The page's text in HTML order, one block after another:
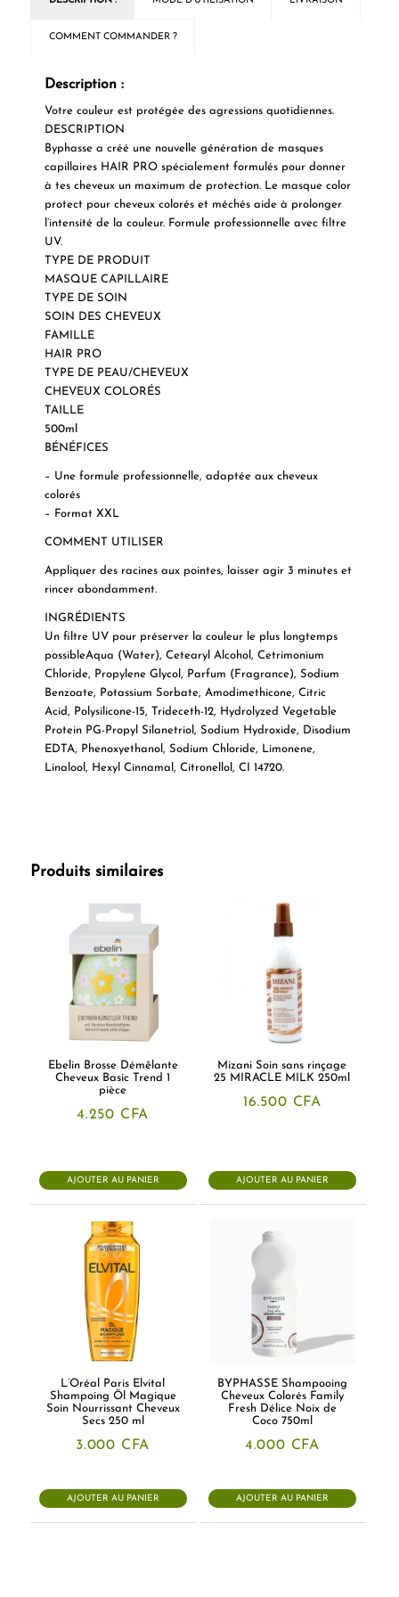
COMMENT COMMANDER ?
Description :
Votre couleur est protégée des agressions quotidiennes.
DESCRIPTION
Byphasse a créé une nouvelle génération de masques
capillaires HAIR PRO spécialement formulés pour donner
à tes cheveux un maximum de protection. Le masque color
protect pour cheveux colorés et méchés aide à prolonger
l’intensité de la couleur. Formule professionnelle avec filtre
UV.
TYPE DE PRODUIT
MASQUE CAPILLAIRE
TYPE DE SOIN
SOIN DES CHEVEUX
FAMILLE
HAIR PRO
TYPE DE PEAU/CHEVEUX
CHEVEUX COLORÉS
TAILLE
500ml
BÉNÉFICES
– Une formule professionnelle, adaptée aux cheveux
colorés
– Format XXL
COMMENT UTILISER
Appliquer des racines aux pointes, laisser agir 3 minutes et
rincer abondamment.
INGRÉDIENTS
Un filtre UV pour préserver la couleur le plus longtemps
possibleAqua (Water), Cetearyl Alcohol, Cetrimonium
Chloride, Propylene Glycol, Parfum (Fragrance), Sodium
Benzoate, Potassium Sorbate, Amodimethicone, Citric
Acid, Polysilicone-15, Trideceth-12, Hydrolyzed Vegetable
Protein PG-Propyl Silanetriol, Sodium Hydroxide, Disodium
EDTA, Phenoxyethanol, Sodium Chloride, Limonene,
Linalool, Hexyl Cinnamal, Citronellol, CI 14720.
Produits similaires
Ebelin Brosse Démêlante
Cheveux Basic Trend 1
pièce
4.250 CFA
AJOUTER AU PANIER
Mizani Soin sans rinçage
25 MIRACLE MILK 250ml
16.500 CFA
AJOUTER AU PANIER
L’Oréal Paris Elvital
Shampoing Öl Magique
Soin Nourrissant Cheveux
Secs 250 ml
3.000 CFA
AJOUTER AU PANIER
BYPHASSE Shampooing
Cheveux Colorés Family
Fresh Délice Noix de
Coco 750ml
4.000 CFA
AJOUTER AU PANIER